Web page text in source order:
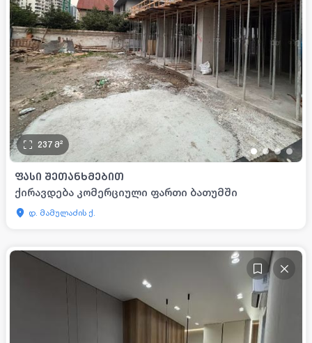
••••
237 მ²
ᲤᲐᲡᲘ ᲨᲔᲗᲐᲜᲮᲛᲔᲑᲘᲗ
ქირავდება კომერციული ფართი ბათუმში
დ. მამულაძის ქ.